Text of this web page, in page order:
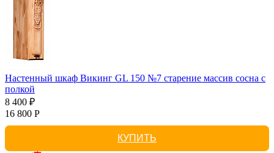
Настенный шкаф Викинг GL 150 №7 старение массив сосна с
полкой
8 400 ₽
16 800 Р
КУПИТЬ